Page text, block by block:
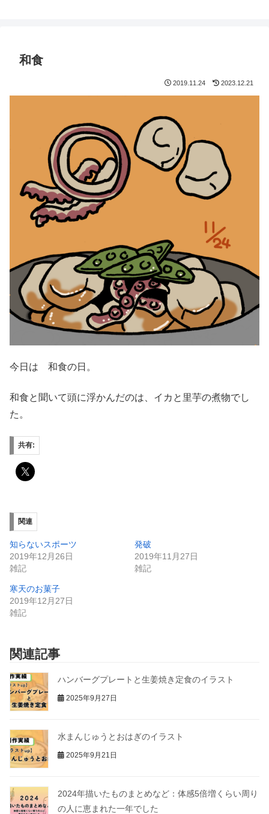
和食
2019.11.24 2023.12.21
今日は 和食の日。
和食と聞いて頭に浮かんだのは、イカと里芋の煮物でし
た。
共有:
関連
知らないスポーツ
2019年12月26日
雑記
発破
2019年11月27日
雑記
寒天のお菓子
2019年12月27日
雑記
関連記事
ハンバーグプレートと生姜焼き定食のイラスト
2025年9月27日
水まんじゅうとおはぎのイラスト
2025年9月21日
2024年描いたものまとめなど：体感5倍増くらい周り
の人に恵まれた一年でした